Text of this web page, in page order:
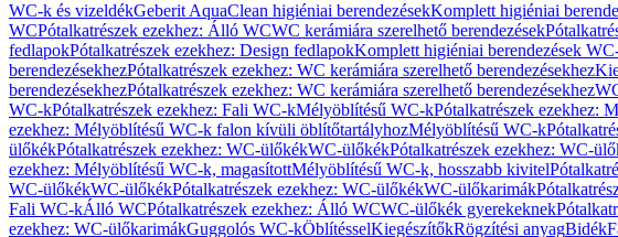
WC-k és vizeldékGeberit AquaClean higiéniai berendezésekKomplett higiéniai
WCPótalkatrészek ezekhez: Álló WCWC kerámiára szerelhető berendezések
fedlapokPótalkatrészek ezekhez: Design fedlapokKomplett higiéniai berendezések
berendezésekhezPótalkatrészek ezekhez: WC kerámiára szerelhető berendezésekhez
berendezésekhezPótalkatrészek ezekhez: WC kerámiára szerelhető berendezésekhez
WC-kPótalkatrészek ezekhez: Fali WC-kMélyöblítésű WC-kPótalkatrészek ezekhez:
ezekhez: Mélyöblítésű WC-k falon kívüli öblítőtartályhozMélyöblítésű WC-k
ülőkékPótalkatrészek ezekhez: WC-ülőkékWC-ülőkékPótalkatrészek ezekhez: WC-
ezekhez: Mélyöblítésű WC-k, magasítottMélyöblítésű WC-k, hosszabb kivitel
WC-ülőkékWC-ülőkékPótalkatrészek ezekhez: WC-ülőkékWC-ülőkarimák
Fali WC-kÁlló WCPótalkatrészek ezekhez: Álló WCWC-ülőkék gyerekeknek
ezekhez: WC-ülőkarimákGuggolós WC-kÖblítésselKiegészítőkRögzítési anyagBidék